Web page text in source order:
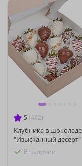
5 (482)
Клубника в шоколаде
"Изысканный десерт"
В наличии